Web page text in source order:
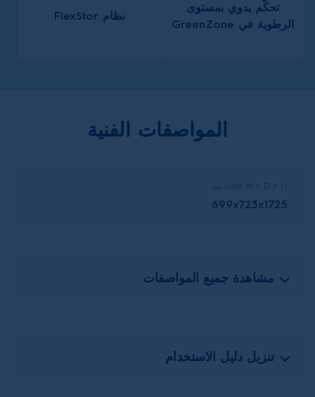
تحكّم يدوي بمستوى
الرطوبة في GreenZone
نظام FlexStor
المواصفات الفنية
699x723x1725
مشاهدة جميع المواصفات
تنزيل دليل الاستخدام